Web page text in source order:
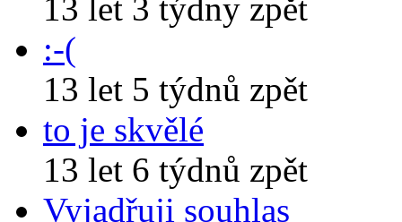
13 let 3 týdny zpět
:-(
13 let 5 týdnů zpět
to je skvělé
13 let 6 týdnů zpět
Vyjadřuji souhlas